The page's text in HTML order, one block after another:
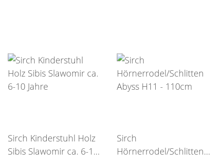
Sirch Kinderstuhl Holz
Sibis Slawomir ca. 6-10
Sirch
Hörnerrodel/Schlitten